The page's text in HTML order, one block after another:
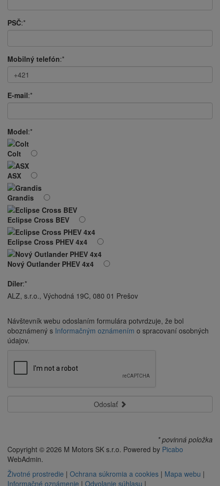
PSČ:*
Mobilný telefón:*
E-mail:*
Model:*
Colt
ASX
Grandis
Eclipse Cross BEV
Eclipse Cross PHEV 4x4
Nový Outlander PHEV 4x4
Díler:*
ALZ, s.r.o., Východná 19C, 080 01 Prešov
Návštevník webu odoslaním formulára potvrdzuje, že bol
oboznámený s Informačným oznámením o spracovaní osobných
údajov.
Odoslať
* povinná položka
Copyright © 2026 M Motors SK s.r.o. Powered by Picabo
WebAdmin.
Životné prostredie | Ochrana súkromia a cookies | Mapa webu |
Informačné oznámenie | Odvolanie súhlasu |